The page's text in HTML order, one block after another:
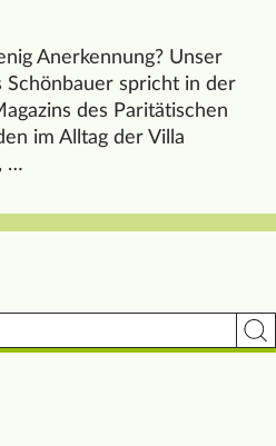
Anerkennung? Unser
spricht in der
des Paritätischen
im Alltag der Villa
…
viele Vorschriften
auf Facebookauf Instagram
des Mittelhof auf Youtube